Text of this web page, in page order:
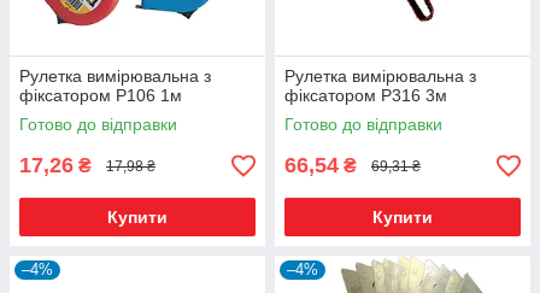
Рулетка вимірювальна з
фіксатором Р106 1м
Готово до відправки
17,26 ₴ 17,98 ₴
Купити
Рулетка вимірювальна з
фіксатором Р316 3м
Готово до відправки
66,54 ₴ 69,31 ₴
Купити
–4% –4%